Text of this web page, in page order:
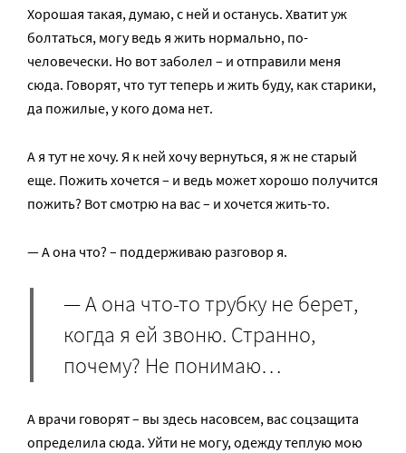
Хорошая такая, думаю, с ней и останусь. Хватит уж
болтаться, могу ведь я жить нормально, по-
человечески. Но вот заболел – и отправили меня
сюда. Говорят, что тут теперь и жить буду, как старики,
да пожилые, у кого дома нет.
А я тут не хочу. Я к ней хочу вернуться, я ж не старый
еще. Пожить хочется – и ведь может хорошо получится
пожить? Вот смотрю на вас – и хочется жить-то.
— А она что? – поддерживаю разговор я.
— А она что-то трубку не берет,
когда я ей звоню. Странно,
почему? Не понимаю…
А врачи говорят – вы здесь насовсем, вас соцзащита
определила сюда. Уйти не могу, одежду теплую мою